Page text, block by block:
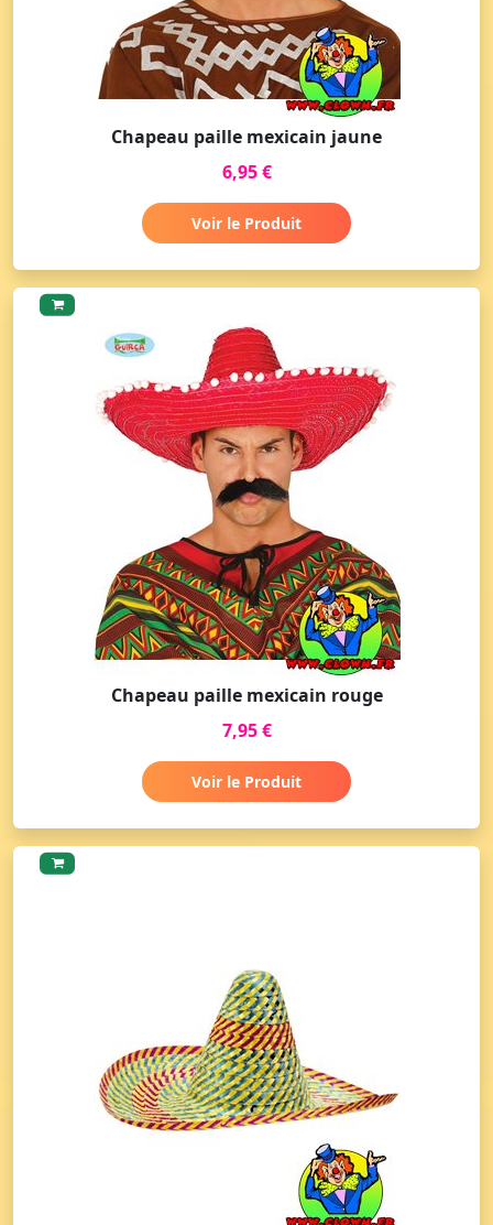
Chapeau paille mexicain jaune
6,95 €
Voir le Produit
Chapeau paille mexicain rouge
7,95 €
Voir le Produit